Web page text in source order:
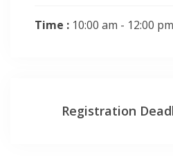
Time : 10:00 am - 12:00 pm
Registration